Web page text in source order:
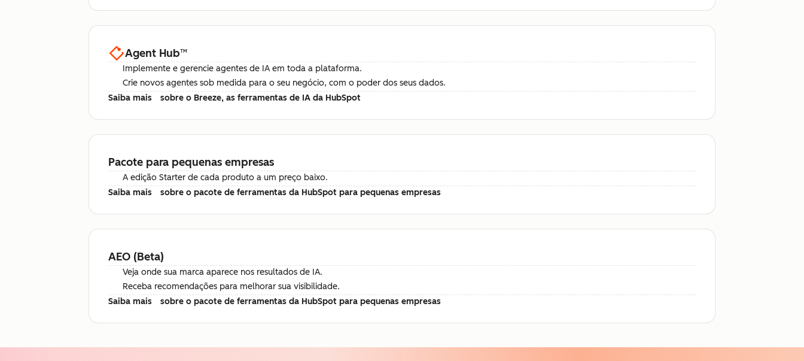
Agent Hub™
Implemente e gerencie agentes de IA em toda a plataforma.
Crie novos agentes sob medida para o seu negócio, com o poder dos seus dados.
Saiba mais
sobre o Breeze, as ferramentas de IA da HubSpot
Pacote para pequenas empresas
A edição Starter de cada produto a um preço baixo.
Saiba mais
sobre o pacote de ferramentas da HubSpot para pequenas empresas
AEO (Beta)
Veja onde sua marca aparece nos resultados de IA.
Receba recomendações para melhorar sua visibilidade.
Saiba mais
sobre o pacote de ferramentas da HubSpot para pequenas empresas